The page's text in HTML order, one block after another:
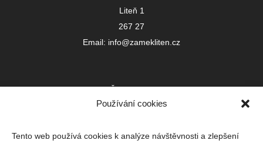
Používání cookies
Tento web používá cookies k analýze návštěvnosti a zlepšení
Liteň 1
267 27
Email: info@zamekliten.cz
IČ 22752391
Registrováno u Městského soudu v Praze
Bankovní spojení: